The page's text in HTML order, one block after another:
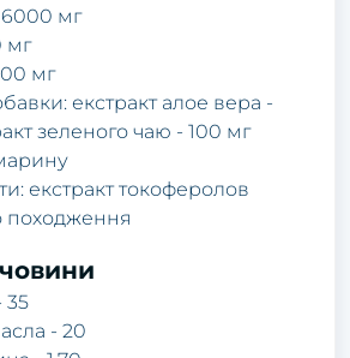
6000 мг
мг
мг
екстракт алое вера -
зеленого чаю - 100 мг
екстракт токоферолов
походження
35
- 20